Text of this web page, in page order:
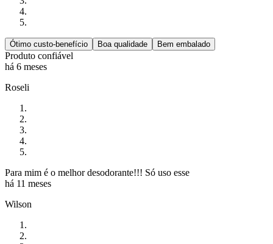
Ótimo custo-benefício Boa qualidade Bem embalado
Produto confiável
há 6 meses
Roseli
Para mim é o melhor desodorante!!! Só uso esse
há 11 meses
Wilson